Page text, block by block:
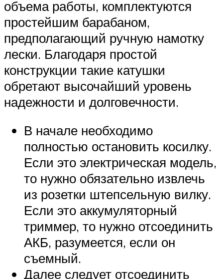
объема работы, комплектуются
простейшим барабаном,
предполагающий ручную намотку
лески. Благодаря простой
конструкции такие катушки
обретают высочайший уровень
надежности и долговечности.
В начале необходимо
полностью остановить косилку.
Если это электрическая модель,
то нужно обязательно извлечь
из розетки штепсельную вилку.
Если это аккумуляторный
триммер, то нужно отсоединить
АКБ, разумеется, если он
съемный.
Далее следует отсоединить